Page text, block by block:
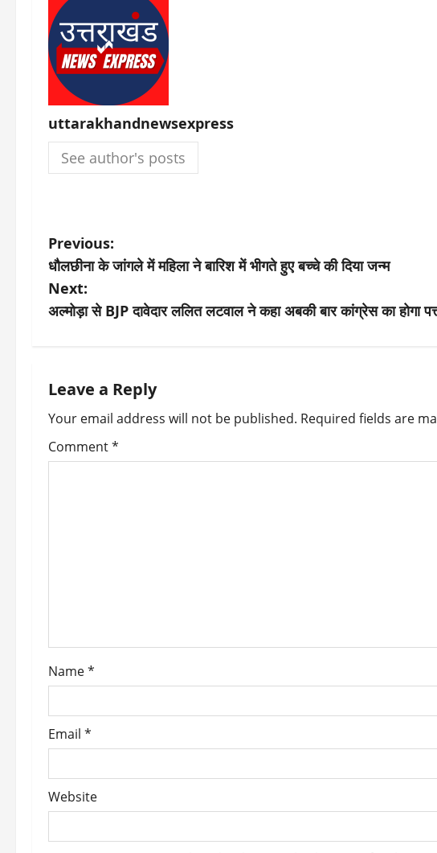
uttarakhandnewsexpress
See author's posts
P
o
s
n
a
v
o
n
Previous:
धौलछीना के जांगले में महिला ने बारिश में भीगते हुए बच्चे की दिया जन्म
Next:
अल्मोड़ा से BJP दावेदार ललित लटवाल ने कहा अबकी बार कांग्रेस का होगा
Leave a Reply
Your email address will not be published. Required fields are
Comment*
Name*
Email *
Website